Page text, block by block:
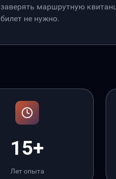
заверять маршрутную
билет не нужно.
15+
Лет опыта